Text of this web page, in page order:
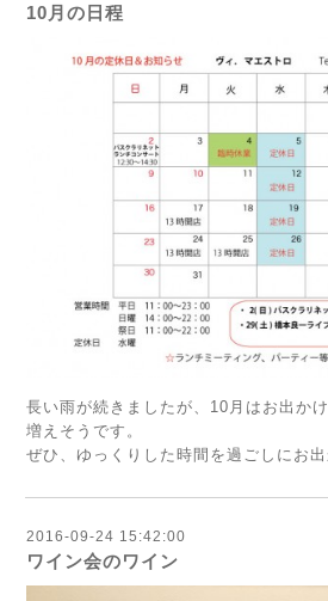
10月の日程
長い雨が続きましたが、10月はお出か
増えそうです。
ぜひ、ゆっくりした時間を過ごしにお出
2016-09-24 15:42:00
ワイン会のワイン